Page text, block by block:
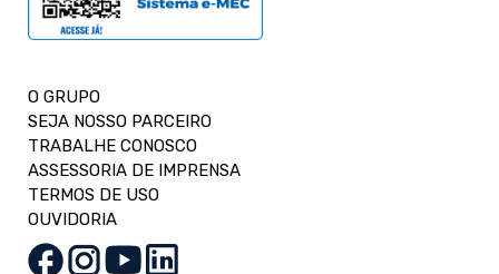
O GRUPO
SEJA NOSSO PARCEIRO
TRABALHE CONOSCO
ASSESSORIA DE IMPRENSA
TERMOS DE USO
OUVIDORIA